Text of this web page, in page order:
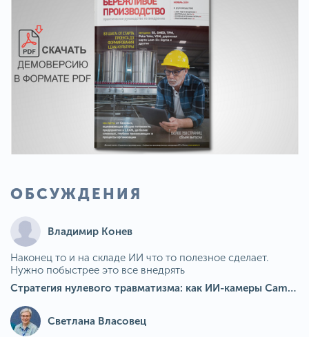
ОБСУЖДЕНИЯ
Владимир Конев
Наконец то и на складе ИИ что то полезное сделает.
Нужно побыстрее это все внедрять
Стратегия нулевого травматизма: как ИИ-камеры Camkord снижают риск наезда на пешехода при работе на погрузчике
Светлана Власовец